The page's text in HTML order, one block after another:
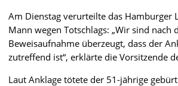
Am Dienstag verurteilte das Hamburger
Mann wegen Totschlags: „Wir sind nach
Beweisaufnahme überzeugt, dass der
zutreffend ist“, erklärte die Vorsitzende
Laut Anklage tötete der 51-jährige